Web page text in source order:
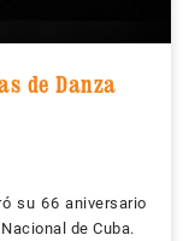
de Danza
su 66 aniversario
de Cuba.